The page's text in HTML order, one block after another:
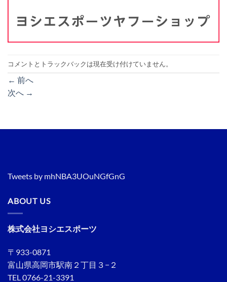
コメントとトラックバックは現在受け付けていません。
← 前へ
次へ →
Tweets by mhNBA3UOuNGfGnG
ABOUT US
株式会社ヨシエスポーツ
〒933-0871
富山県高岡市駅南２丁目３−２
TEL 0766-21-3391